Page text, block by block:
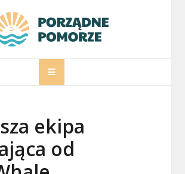
temat Pomorza
ekipa
od